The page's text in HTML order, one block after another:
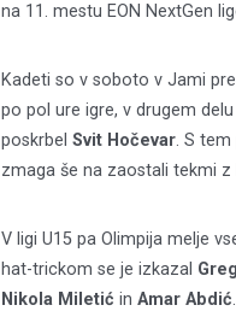
na 11. mestu EON NextGen
Kadeti so v soboto v Jami
po pol ure igre, v drugem
poskrbel Svit Hočevar. S
zmaga še na zaostali tekmi
V ligi U15 pa Olimpija melje
hat-trickom se je izkazal
Nikola Miletić in Amar Abdić